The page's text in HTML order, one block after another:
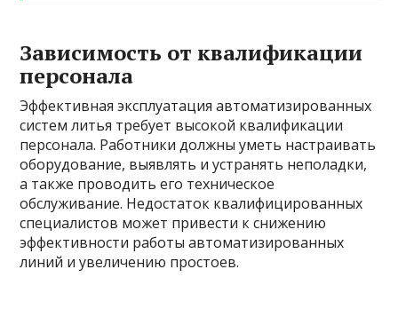
Зависимость от квалификации
персонала
Эффективная эксплуатация автоматизированных
систем литья требует высокой квалификации
персонала. Работники должны уметь настраивать
оборудование, выявлять и устранять неполадки,
а также проводить его техническое
обслуживание. Недостаток квалифицированных
специалистов может привести к снижению
эффективности работы автоматизированных
линий и увеличению простоев.